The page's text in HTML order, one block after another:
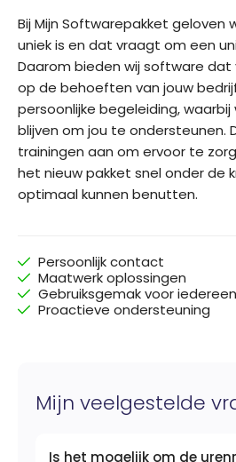
Bij Mijn Softwarepakket geloven
uniek is en dat vraagt om een
Daarom bieden wij software
op de behoeften van jouw
persoonlijke begeleiding,
blijven om jou te ondersteunen.
trainingen aan om ervoor te
het nieuw pakket snel onder de
optimaal kunnen benutten.
Persoonlijk contact
Maatwerk oplossingen
Gebruiksgemak voor iedereen
Proactieve ondersteuning
Mijn veelgestelde
Is het mogelijk om de